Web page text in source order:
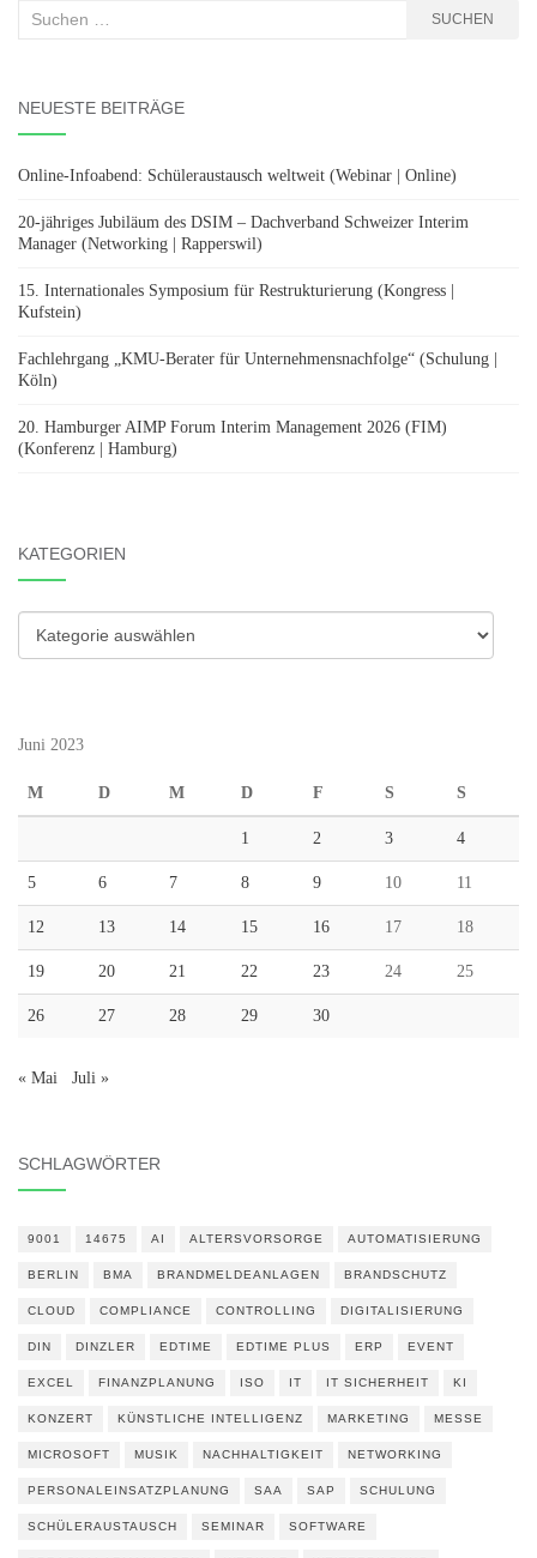
Suchen
SUCHEN
NEUESTE BEITRÄGE
Online-Infoabend: Schüleraustausch weltweit (Webinar | Online)
20-jähriges Jubiläum des DSIM – Dachverband Schweizer Interim
Manager (Networking | Rapperswil)
15. Internationales Symposium für Restrukturierung (Kongress |
Kufstein)
Fachlehrgang „KMU-Berater für Unternehmensnachfolge“ (Schulung |
Köln)
20. Hamburger AIMP Forum Interim Management 2026 (FIM)
(Konferenz | Hamburg)
KATEGORIEN
Kategorien
Juni 2023
M D M D F S S
1 2 3 4
5 6 7 8 9 10 11
12 13 14 15 16 17 18
19 20 21 22 23 24 25
26 27 28 29 30
« Mai Juli »
SCHLAGWÖRTER
9001 14675 AI ALTERSVORSORGE AUTOMATISIERUNG
BERLIN BMA BRANDMELDEANLAGEN BRANDSCHUTZ
CLOUD COMPLIANCE CONTROLLING DIGITALISIERUNG
DIN DINZLER EDTIME EDTIME PLUS ERP EVENT
EXCEL FINANZPLANUNG ISO IT IT SICHERHEIT KI
KONZERT KÜNSTLICHE INTELLIGENZ MARKETING MESSE
MICROSOFT MUSIK NACHHALTIGKEIT NETWORKING
PERSONALEINSATZPLANUNG SAA SAP SCHULUNG
SCHÜLERAUSTAUSCH SEMINAR SOFTWARE